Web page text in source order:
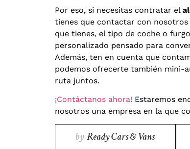
Por eso, si necesitas contratar el
tienes que contactar con nosotros
que tienes, el tipo de coche o
personalizado pensado para
Además, ten en cuenta que
podemos ofrecerte también mini-
ruta juntos.
¡Contáctanos ahora! Estaremos
nosotros una empresa en la que
by Ready Cars & Vans